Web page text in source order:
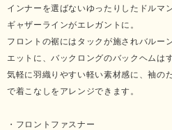
インナーを選ばないゆったりしたドルマ
ギャザーラインがエレガントに。
フロントの裾にはタックが施されバルー
エットに、バックロングのバックヘムは
気軽に羽織りやすい軽い素材感に、袖の
で着こなしをアレンジできます。
・フロントファスナー